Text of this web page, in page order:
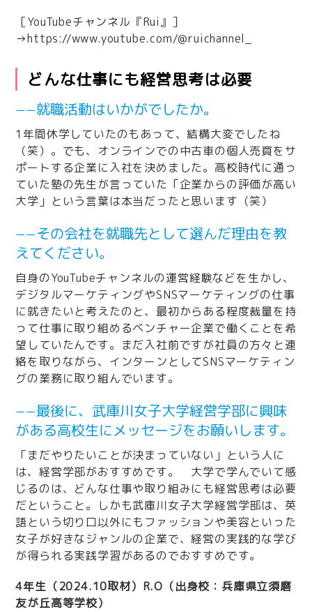
［YouTubeチャンネル『Rui』］
→https://www.youtube.com/@ruichannel_
どんな仕事にも経営思考は必要
−−就職活動はいかがでしたか。
1年間休学していたのもあって、結構大変でしたね
（笑）。でも、オンラインでの中古車の個人売買をサ
ポートする企業に入社を決めました。高校時代に通っ
ていた塾の先生が言っていた「企業からの評価が高い
大学」という言葉は本当だったと思います（笑）
−−その会社を就職先として選んだ理由を教
えてください。
自身のYouTubeチャンネルの運営経験などを生かし、
デジタルマーケティングやSNSマーケティングの仕事
に就きたいと考えたのと、最初からある程度裁量を持
って仕事に取り組めるベンチャー企業で働くことを希
望していたんです。まだ入社前ですが社員の方々と連
絡を取りながら、インターンとしてSNSマーケティン
グの業務に取り組んでいます。
−−最後に、武庫川女子大学経営学部に興味
がある高校生にメッセージをお願いします。
「まだやりたいことが決まっていない」という人に
は、経営学部がおすすめです。 大学で学んでいて感
じるのは、どんな仕事や取り組みにも経営思考は必要
だということ。しかも武庫川女子大学経営学部は、英
語という切り口以外にもファッションや美容といった
女子が好きなジャンルの企業で、経営の実践的な学び
が得られる実践学習があるのでおすすめです。
4年生（2024.10取材）R.O（出身校：兵庫県立須磨
友が丘高等学校）